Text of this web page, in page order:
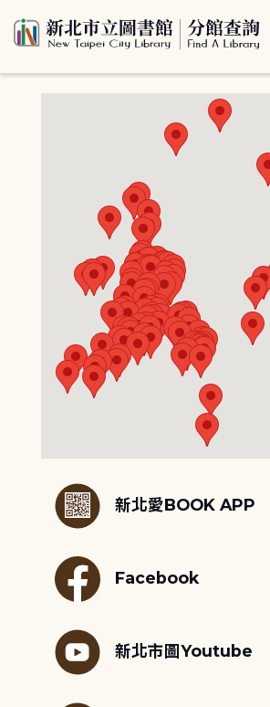
新北愛BOOK APP
Facebook
新北市圖Youtube